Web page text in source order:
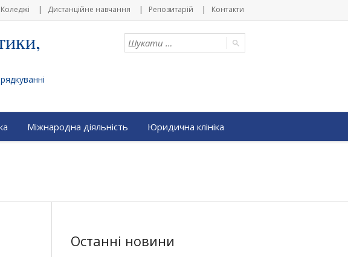
Коледжі Дистанційне навчання Репозитарій Контакти
Міжнародна діяльність Юридична клініка
Останні новини